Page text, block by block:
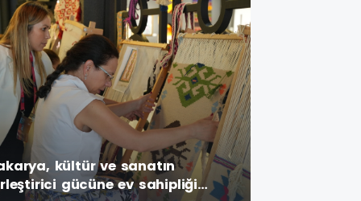
kültür ve sanatın
gücüne ev sahipliği